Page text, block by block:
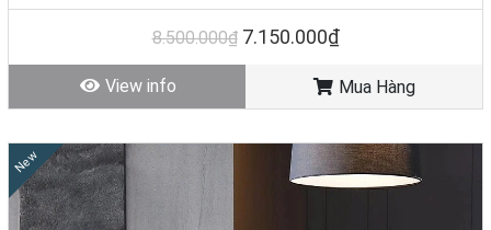
Tình trạng: Hàng mới - Còn hàng
8.500.000₫ 7.150.000₫
View info Mua Hàng
New